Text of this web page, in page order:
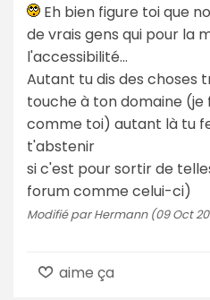
Eh bien figure toi que
de vrais gens qui pour la
l'accessibilité...
Autant tu dis des choses
touche à ton domaine (je
comme toi) autant là tu
t'abstenir
si c'est pour sortir de
forum comme celui-ci)
Modifié par Hermann (09 Oct
aime ça